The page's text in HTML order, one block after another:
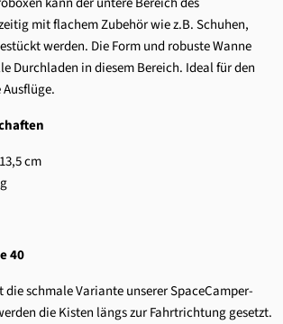
mit flachem Zubehör wie z.B. Schuhen,
werden. Die Form und robuste Wanne
Durchladen in diesem Bereich. Ideal für den
cm
40
die schmale Variante unserer SpaceCamper-
die Kisten längs zur Fahrtrichtung gesetzt.